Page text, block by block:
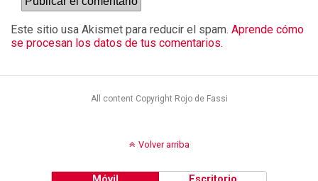
Este sitio usa Akismet para reducir el spam. Aprende cómo
se procesan los datos de tus comentarios.
All content Copyright Rojo de Fassi
Volver arriba